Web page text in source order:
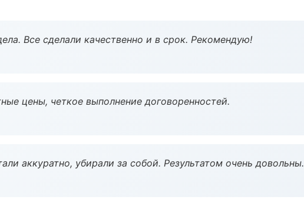
Все сделали качественно и в срок. Рекомендую!
цены, четкое выполнение договоренностей.
аккуратно, убирали за собой. Результатом очень довольны.